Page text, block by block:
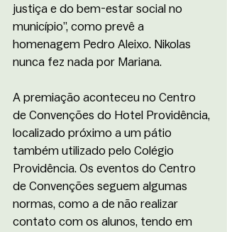
justiça e do bem-estar social no
município”, como prevê a
homenagem Pedro Aleixo. Nikolas
nunca fez nada por Mariana.
A premiação aconteceu no Centro
de Convenções do Hotel Providência,
localizado próximo a um pátio
também utilizado pelo Colégio
Providência. Os eventos do Centro
de Convenções seguem algumas
normas, como a de não realizar
contato com os alunos, tendo em